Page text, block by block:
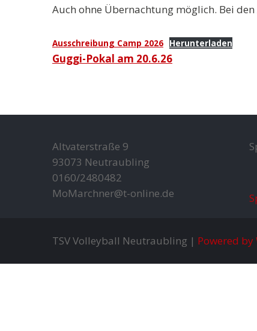
Auch ohne Übernachtung möglich. Bei
Ausschreibung Camp 2026 Herunterladen
Beitragsnavigation
Guggi-Pokal am 20.6.26
Altvaterstraße 9
93073 Neutraubling
0160/2480482
MoMarchner@t-online.de
TSV Volleyball Neutraubling | Powered by